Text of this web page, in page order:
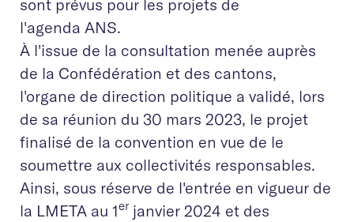
sont prévus pour les projets de
l'agenda ANS.
À l'issue de la consultation menée auprès
de la Confédération et des cantons,
l'organe de direction politique a validé, lors
de sa réunion du 30 mars 2023, le projet
finalisé de la convention en vue de le
soumettre aux collectivités responsables.
Ainsi, sous réserve de l'entrée en vigueur de
la LMETA au 1er janvier 2024 et des